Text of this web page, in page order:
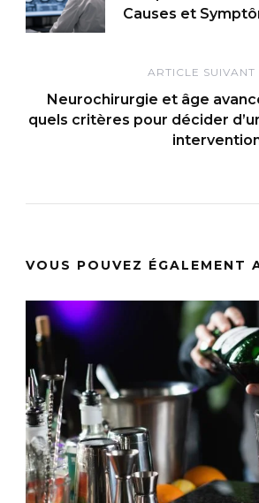
d'article
Causes et
ARTICLE SUIVANT
Neurochirurgie et âge
quels critères pour décider
VOUS POUVEZ ÉGALEMENT